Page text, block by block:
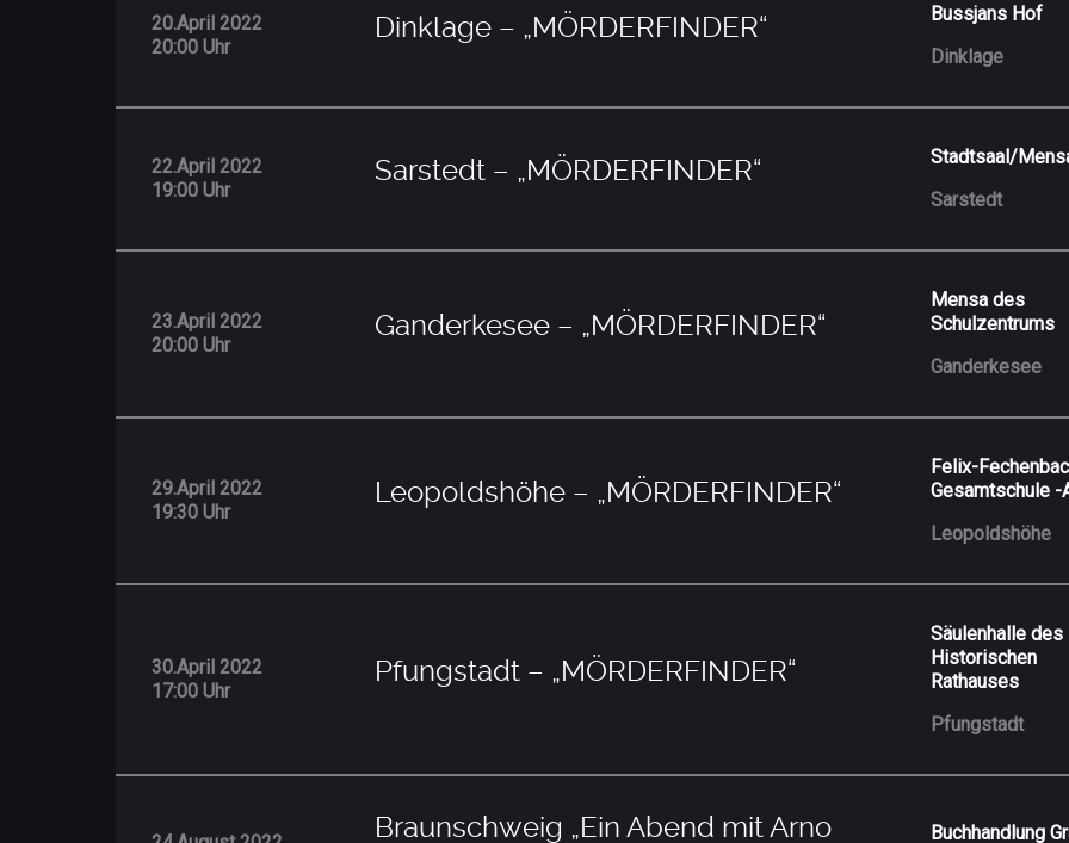
20.April 2022
20:00 Uhr
Dinklage – „MÖRDERFINDER“
Bussjans Hof
Dinklage
22.April 2022
19:00 Uhr
Sarstedt – „MÖRDERFINDER“
Stadtsaal/
Sarstedt
23.April 2022
20:00 Uhr
Ganderkesee – „MÖRDERFINDER“
Mensa des
Schulzentrums
Ganderkesee
29.April 2022
19:30 Uhr
Leopoldshöhe – „MÖRDERFINDER“
Felix-
Gesamtschule -
Leopoldshöhe
30.April 2022
17:00 Uhr
Pfungstadt – „MÖRDERFINDER“
Säulenhalle des
Historischen
Rathauses
Pfungstadt
Braunschweig „Ein Abend mit Arno Buchhandlung